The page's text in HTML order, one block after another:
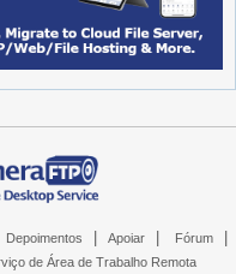
Depoimentos | Apoiar | Fórum |
de Área de Trabalho Remota